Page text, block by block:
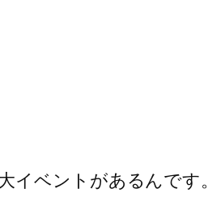
イベントがあるんです。